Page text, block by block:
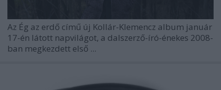
Az Ég az erdő című új Kollár-Klemencz album január
17-én látott napvilágot, a dalszerző-író-énekes 2008-
ban megkezdett első ...